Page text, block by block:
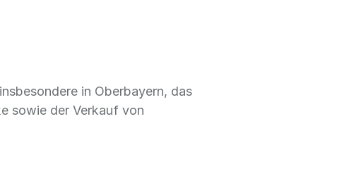
in Oberbayern, das
sowie der Verkauf von